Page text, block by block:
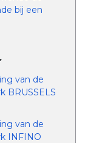
bij een
van de
BRUSSELS
van de
INFINO